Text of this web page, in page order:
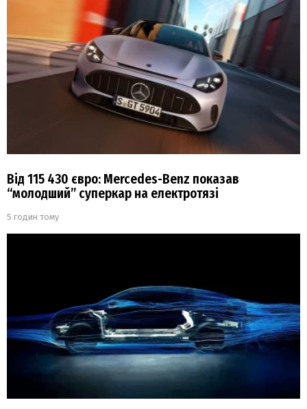
Від 115 430 євро: Mercedes-Benz показав
“молодший” суперкар на електротязі
5 годин тому